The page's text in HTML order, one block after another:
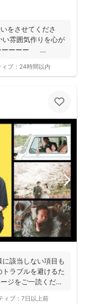
をさせてくださ
雰囲気作りを心が
ーーーー ...
ブ： 24時間以内
該当しない項目も
ラブルを避けるた
ジをご一読くださ
ィブ： 7日以上前